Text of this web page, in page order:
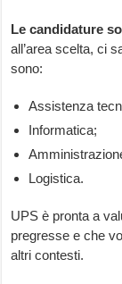
Le candidature
all’area scelta, ci
sono:
Assistenza
Informatica;
Logistica.
UPS è pronta a
pregresse e che
altri contesti.